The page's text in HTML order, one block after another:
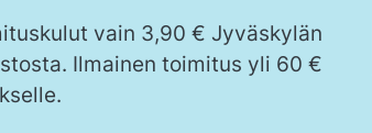
vain 3,90 € Jyväskylän
Ilmainen toimitus yli 60 €